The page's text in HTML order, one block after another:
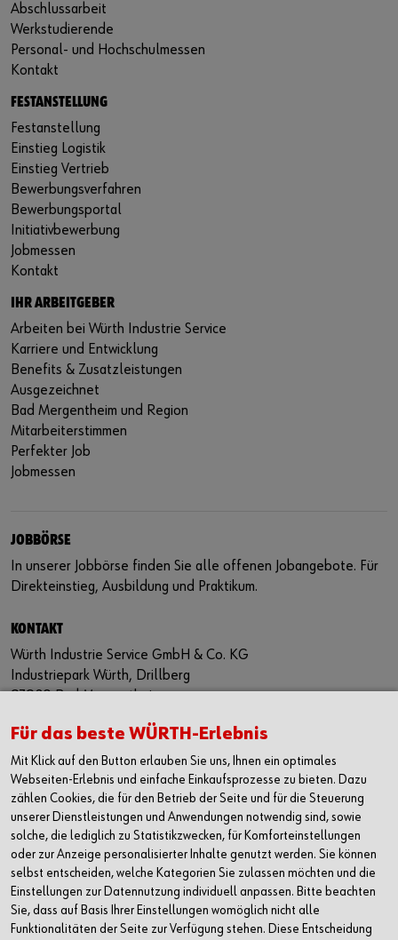
Abschlussarbeit
Werkstudierende
Personal- und Hochschulmessen
Kontakt
FESTANSTELLUNG
Festanstellung
Einstieg Logistik
Einstieg Vertrieb
Bewerbungsverfahren
Bewerbungsportal
Initiativbewerbung
Jobmessen
Kontakt
IHR ARBEITGEBER
Arbeiten bei Würth Industrie Service
Karriere und Entwicklung
Benefits & Zusatzleistungen
Ausgezeichnet
Bad Mergentheim und Region
Mitarbeiterstimmen
Perfekter Job
Jobmessen
JOBBÖRSE
In unserer Jobbörse finden Sie alle offenen Jobangebote. Für
Direkteinstieg, Ausbildung und Praktikum.
KONTAKT
Würth Industrie Service GmbH & Co. KG
Industriepark Würth, Drillberg
97980 Bad Mergentheim
F +49 7931 91-4000
info@wuerth-industrie.com
INTERESSE?
Sie interessieren sich für eine Ausbildung?
ausbildung@wuerth-industrie.com
Sie interessieren sich für ein Praktikum oder eine
Für das beste WÜRTH-Erlebnis
Mit Klick auf den Button erlauben Sie uns, Ihnen ein optimales
Webseiten-Erlebnis und einfache Einkaufsprozesse zu bieten. Dazu
zählen Cookies, die für den Betrieb der Seite und für die Steuerung
unserer Dienstleistungen und Anwendungen notwendig sind, sowie
solche, die lediglich zu Statistikzwecken, für Komforteinstellungen
oder zur Anzeige personalisierter Inhalte genutzt werden. Sie können
selbst entscheiden, welche Kategorien Sie zulassen möchten und die
Einstellungen zur Datennutzung individuell anpassen. Bitte beachten
Sie, dass auf Basis Ihrer Einstellungen womöglich nicht alle
Funktionalitäten der Seite zur Verfügung stehen. Diese Entscheidung